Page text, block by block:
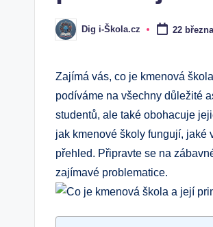
Posted
by
Dig i-Škola.cz 22
Zajímá vás, co je kmenová
podíváme na všechny důležité
studentů, ale také obohacuje
jak kmenové školy fungují, jaké
přehled. Připravte se na
zajímavé problematice.